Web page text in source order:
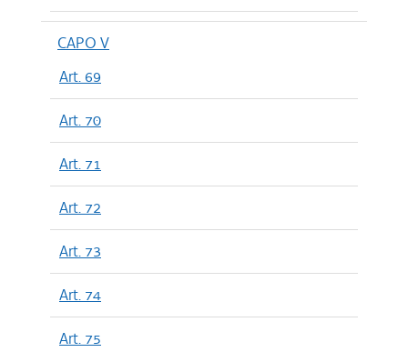
CAPO V
Art. 69
Art. 70
Art. 71
Art. 72
Art. 73
Art. 74
Art. 75